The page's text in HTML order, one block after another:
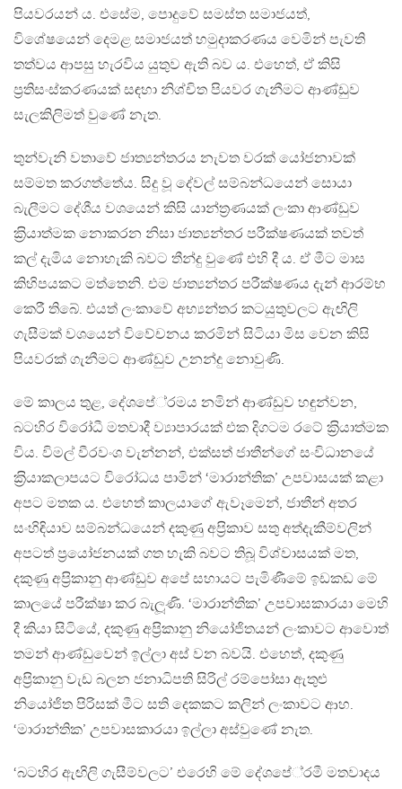
පියවරයන් ය. එසේම, පොදුවේ සමස්ත සමාජයත්,
විශේෂයෙන් දෙමළ සමාජයත් හමුදාකරණය වෙමින් පැවති
තත්වය ආපසු හැරවිය යුතුව ඇති බව ය. එහෙත්, ඒ කිසි
ප‍්‍රතිසංස්කරණයක් සඳහා නිශ්චිත පියවර ගැනීමට ආණ්ඩුව
සැලකිලිමත් වුණේ නැත.
තුන්වැනි වතාවේ ජාත්‍යන්තරය නැවත වරක් යෝජනාවක්
සම්මත කරගත්තේය. සිදු වූ දේවල් සම්බන්ධයෙන් සොයා
බැලීමට දේශීය වශයෙන් කිසි යාන්ත‍්‍රණයක් ලංකා ආණ්ඩුව
ක‍්‍රියාත්මක නොකරන නිසා ජාත්‍යන්තර පරීක්ෂණයක් තවත්
කල් දැමිය නොහැකි බවට තීන්දු වුණේ එහි දී ය. ඒ මීට මාස
කිහිපයකට මත්තෙනි. එම ජාත්‍යන්තර පරීක්ෂණය දැන් ආරම්භ
කෙරී තිබේ. එයත් ලංකාවේ අභ්‍යන්තර කටයුතුවලට ඇඟිලි
ගැසීමක් වශයෙන් විවේචනය කරමින් සිටියා මිස වෙන කිසි
පියවරක් ගැනීමට ආණ්ඩුව උනන්දු නොවුණි.
මේ කාලය තුළ, දේශපේ‍්‍රමය නමින් ආණ්ඩුව හඳුන්වන,
බටහිර විරෝධී මතවාදී ව්‍යාපාරයක් එක දිගටම රටේ ක‍්‍රියාත්මක
විය. විමල් වීරවංශ වැන්නන්, එක්සත් ජාතීන්ගේ සංවිධානයේ
ක‍්‍රියාකලාපයට විරෝධය පාමින් ‘මාරාන්තික’ උපවාසයක් කළා
අපට මතක ය. එහෙත් කාලයාගේ ඇවෑමෙන්, ජාතීන් අතර
සංහිඳියාව සම්බන්ධයෙන් දකුණු අප‍්‍රිකාව සතු අත්දැකීම්වලින්
අපටත් ප‍්‍රයෝජනයක් ගත හැකි බවට තිබූ විශ්වාසයක් මත,
දකුණු අප‍්‍රිකානු ආණ්ඩුව අපේ සහායට පැමිණීමේ ඉඩකඩ මේ
කාලයේ පරීක්ෂා කර බැලූණි. ‘මාරාන්තික’ උපවාසකාරයා මෙහි
දී කියා සිටියේ, දකුණු අප‍්‍රිකානු නියෝජිතයන් ලංකාවට ආවොත්
තමන් ආණ්ඩුවෙන් ඉල්ලා අස් වන බවයි. එහෙත්, දකුණු
අප‍්‍රිකානු වැඩ බලන ජනාධිපති සිරිල් රම්පෝසා ඇතුළු
නියෝජිත පිරිසක් මීට සති දෙකකට කලින් ලංකාවට ආහ.
‘මාරාන්තික’ උපවාසකාරයා ඉල්ලා අස්වුණේ නැත.
‘බටහිර ඇඟිලි ගැසීම්වලට’ එරෙහි මේ දේශපේ‍්‍රමී මතවාදය